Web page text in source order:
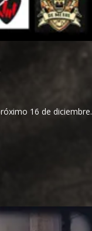
16 de diciembre.